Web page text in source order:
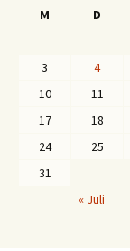
M
D
3
4
10
11
17
18
24
25
31
« Juli